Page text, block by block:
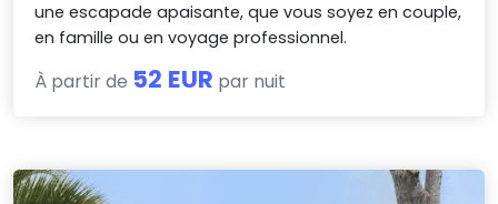
une escapade apaisante, que vous soyez en couple,
en famille ou en voyage professionnel.
À partir de 52 EUR par nuit